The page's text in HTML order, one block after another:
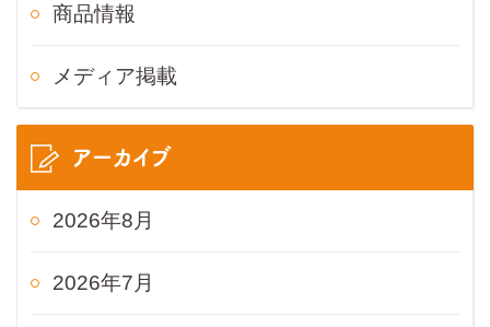
商品情報
メディア掲載
アーカイブ
2026年8月
2026年7月